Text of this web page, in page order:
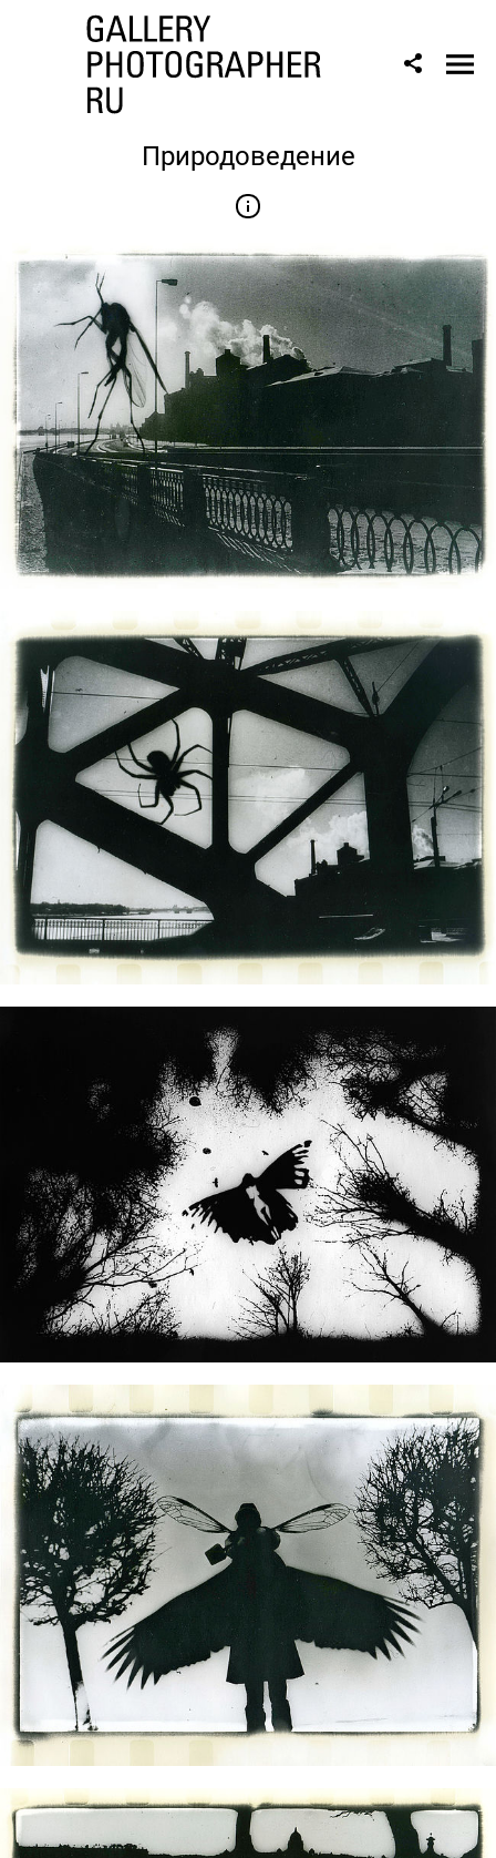
Природоведение